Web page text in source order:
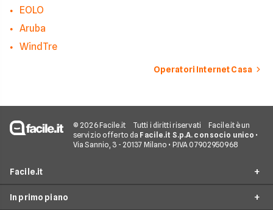
EOLO
Aruba
WindTre
Operatori Internet Casa
© 2026 Facile.it Tutti i diritti riservati
Facile.it è un
servizio offerto da Facile.it S.p.A. con socio unico •
Via Sannio, 3 - 20137 Milano • P.IVA 07902950968
Facile.it
Assicurazioni
In primo piano